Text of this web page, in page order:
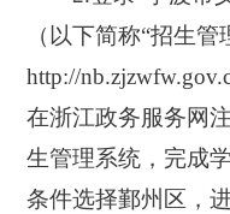
（以下简称“招生管
http://
在浙江政务服务网
生管理系统，完成
条件选择鄞州区，